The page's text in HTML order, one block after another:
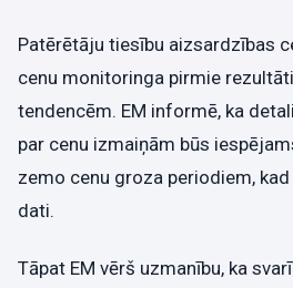
Patērētāju tiesību aizsardzības
cenu monitoringa pirmie
tendencēm. EM informē, ka
par cenu izmaiņām būs
zemo cenu groza periodiem,
dati.
Tāpat EM vērš uzmanību, ka